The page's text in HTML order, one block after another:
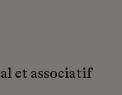
et associatif